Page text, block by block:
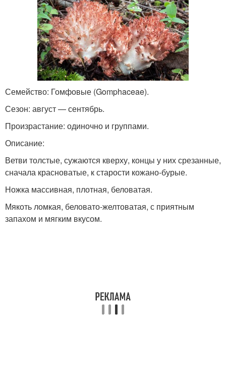
Семейство: Гомфовые (Gomphaceae).
Сезон: август — сентябрь.
Произрастание: одиночно и группами.
Описание:
Ветви толстые, сужаются кверху, концы у них срезанные,
сначала красноватые, к старости кожано-бурые.
Ножка массивная, плотная, беловатая.
Мякоть ломкая, беловато-желтоватая, с приятным
запахом и мягким вкусом.